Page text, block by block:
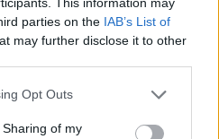
parties on the IAB’s List of
may further disclose it to other
app uses one or more Google
behaviour. You may click to
Opt Outs
of my